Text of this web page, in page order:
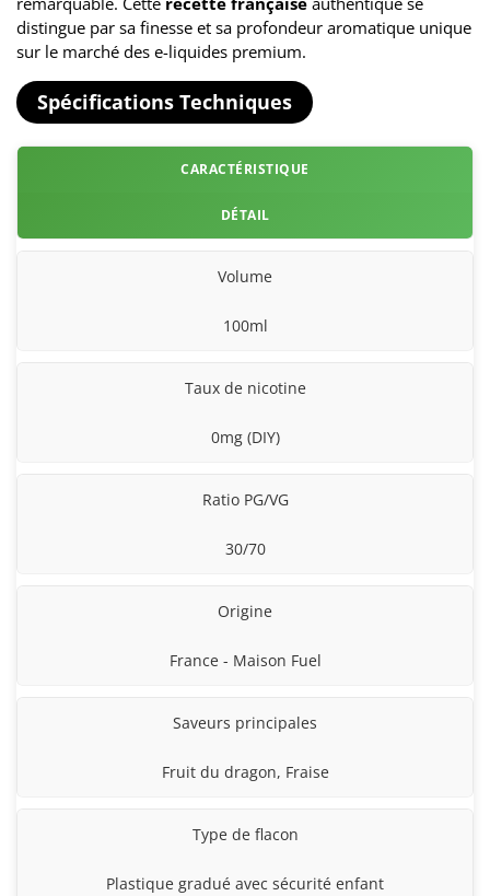
distingue par sa finesse et sa profondeur aromatique unique
sur le marché des e-liquides premium.
Spécifications Techniques
CARACTÉRISTIQUE
DÉTAIL
Volume
100ml
Taux de nicotine
0mg (DIY)
Ratio PG/VG
30/70
Origine
France - Maison Fuel
Saveurs principales
Fruit du dragon, Fraise
Type de flacon
Plastique gradué avec sécurité enfant